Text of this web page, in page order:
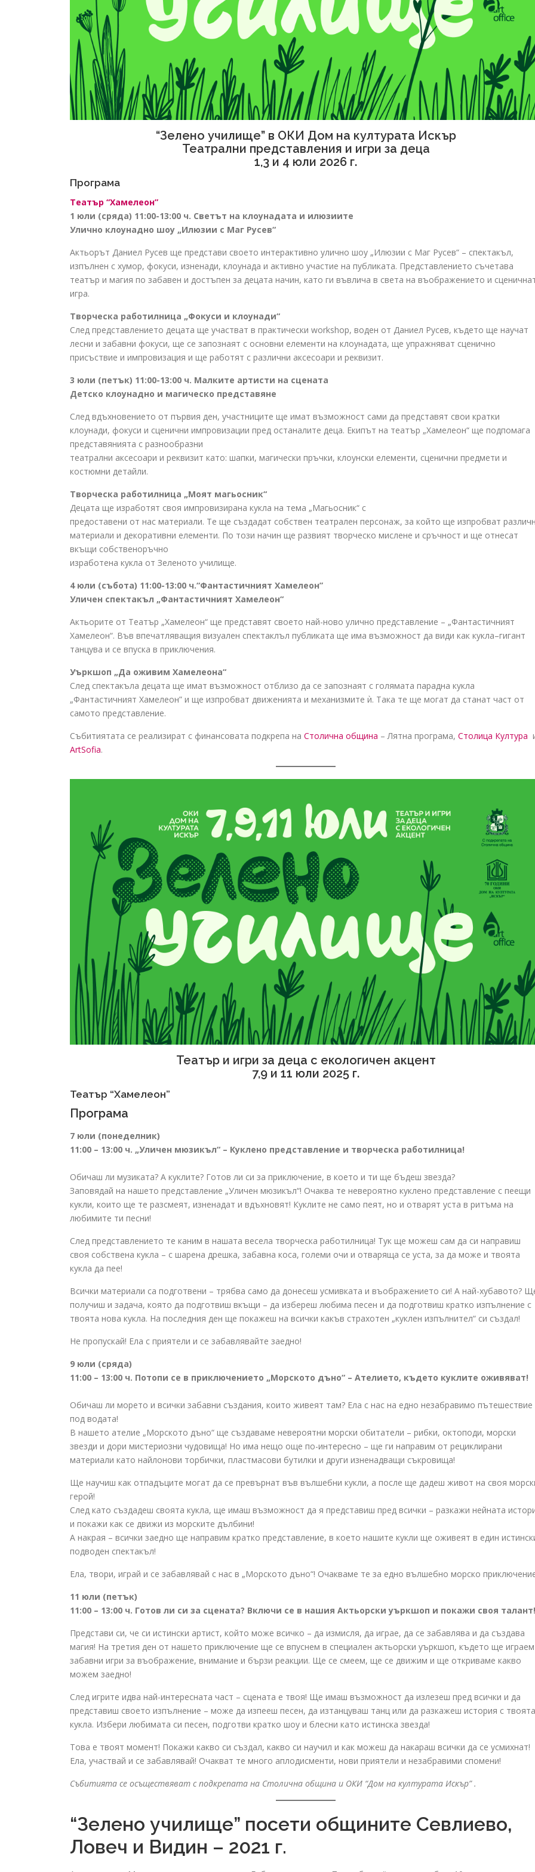
“Зелено училище” в ОКИ Дом на културата Искър
Театрални представления и игри за деца
1,3 и 4 юли 2026 г.
Програма
Театър “Хамелеон”
1 юли (сряда) 11:00-13:00 ч. Светът на клоунадата и илюзиите
Улично клоунадно шоу „Илюзии с Маг Русев“
Актьорът Даниел Русев ще представи своето интерактивно улично шоу „Илюзии с Маг Русев“ – спектакъл,
изпълнен с хумор, фокуси, изненади, клоунада и активно участие на публиката. Представлението съчетава
театър и магия по забавен и достъпен за децата начин, като ги въвлича в света на въображението и
игра.
Творческа работилница „Фокуси и клоунади“
След представлението децата ще участват в практически workshop, воден от Даниел Русев, където ще научат
лесни и забавни фокуси, ще се запознаят с основни елементи на клоунадата, ще упражняват сценично
присъствие и импровизация и ще работят с различни аксесоари и реквизит.
3 юли (петък) 11:00-13:00 ч. Малките артисти на сцената
Детско клоунадно и магическо представяне
След вдъхновението от първия ден, участниците ще имат възможност сами да представят свои кратки
клоунади, фокуси и сценични импровизации пред останалите деца. Екипът на театър „Хамелеон“ ще подпомага
представянията с разнообразни
театрални аксесоари и реквизит като: шапки, магически пръчки, клоунски елементи, сценични предмети и
костюмни детайли.
Творческа работилница „Моят магьосник“
Децата ще изработят своя импровизирана кукла на тема „Магьосник“ с
предоставени от нас материали. Те ще създадат собствен театрален персонаж, за който ще изпробват
материали и декоративни елементи. По този начин ще развият творческо мислене и сръчност и ще отнесат
вкъщи собственоръчно
изработена кукла от Зеленото училище.
4 юли (събота) 11:00-13:00 ч.“Фантастичният Хамелеон”
Уличен спектакъл „Фантастичният Хамелеон“
Актьорите от Театър „Хамелеон“ ще представят своето най-ново улично представление – „Фантастичният
Хамелеон“. Във впечатляващия визуален спектаклъл публиката ще има възможност да види как кукла–гигант
танцува и се впуска в приключения.
Уъркшоп „Да оживим Хамелеона“
След спектакъла децата ще имат възможност отблизо да се запознаят с голямата парадна кукла
„Фантастичният Хамелеон” и ще изпробват движенията и механизмите ѝ. Така те ще могат да станат част от
самото представление.
Събитиятата се реализират с финансовата подкрепа на Столична община – Лятна програма, Столица Култура
ArtSofia.
Театър и игри за деца с екологичен акцент
7,9 и 11 юли 2025 г.
Театър “Хамелеон”
Програма
7 юли (понеделник)
11:00 – 13:00 ч. „Уличен мюзикъл“ – Куклено представление и творческа работилница!
Обичаш ли музиката? А куклите? Готов ли си за приключение, в което и ти ще бъдеш звезда?
Заповядай на нашето представление „Уличен мюзикъл“! Очаква те невероятно куклено представление с пеещи
кукли, които ще те разсмеят, изненадат и вдъхновят! Куклите не само пеят, но и отварят уста в ритъма на
любимите ти песни!
След представлението те каним в нашата весела творческа работилница! Тук ще можеш сам да си направиш
своя собствена кукла – с шарена дрешка, забавна коса, големи очи и отваряща се уста, за да може и твоята
кукла да пее!
Всички материали са подготвени – трябва само да донесеш усмивката и въображението си! А най-хубавото?
получиш и задача, която да подготвиш вкъщи – да избереш любима песен и да подготвиш кратко изпълнение с
твоята нова кукла. На последния ден ще покажеш на всички какъв страхотен „куклен изпълнител“ си създал!
Не пропускай! Ела с приятели и се забавлявайте заедно!
9 юли (сряда)
11:00 – 13:00 ч. ​​Потопи се в приключението „Морското дъно“ – Ателието, където куклите оживяват!
Обичаш ли морето и всички забавни създания, които живеят там? Ела с нас на едно незабравимо пътешествие
под водата!
В нашето ателие „Морското дъно“ ще създаваме невероятни морски обитатели – рибки, октоподи, морски
звезди и дори мистериозни чудовища! Но има нещо още по-интересно – ще ги направим от рециклирани
материали като найлонови торбички, пластмасови бутилки и други изненадващи съкровища!
Ще научиш как отпадъците могат да се превърнат във вълшебни кукли, а после ще дадеш живот на своя
герой!
След като създадеш своята кукла, ще имаш възможност да я представиш пред всички – разкажи нейната
и покажи как се движи из морските дълбини!
А накрая – всички заедно ще направим кратко представление, в което нашите кукли ще оживеят в един
подводен спектакъл!
Ела, твори, играй и се забавлявай с нас в „Морското дъно“! Очакваме те за едно вълшебно морско
11 юли (петък)
11:00 – 13:00 ч. Готов ли си за сцената? Включи се в нашия Актьорски уъркшоп и покажи своя талант!
Представи си, че си истински артист, който може всичко – да измисля, да играе, да се забавлява и да създава
магия! На третия ден от нашето приключение ще се впуснем в специален актьорски уъркшоп, където ще играем
забавни игри за въображение, внимание и бързи реакции. Ще се смеем, ще се движим и ще откриваме какво
можем заедно!
След игрите идва най-интересната част – сцената е твоя! Ще имаш възможност да излезеш пред всички и да
представиш своето изпълнение – може да изпееш песен, да изтанцуваш танц или да разкажеш история с твоята
кукла. Избери любимата си песен, подготви кратко шоу и блесни като истинска звезда!
Това е твоят момент! Покажи какво си създал, какво си научил и как можеш да накараш всички да се усмихнат!
Ела, участвай и се забавлявай! Очакват те много аплодисменти, нови приятели и незабравими спомени!
Събитията се осъществяват с подкрепата на Столична община и ОКИ “Дом на културата Искър” .
“Зелено училище” посети общините Севлиево,
Ловеч и Видин – 2021 г.